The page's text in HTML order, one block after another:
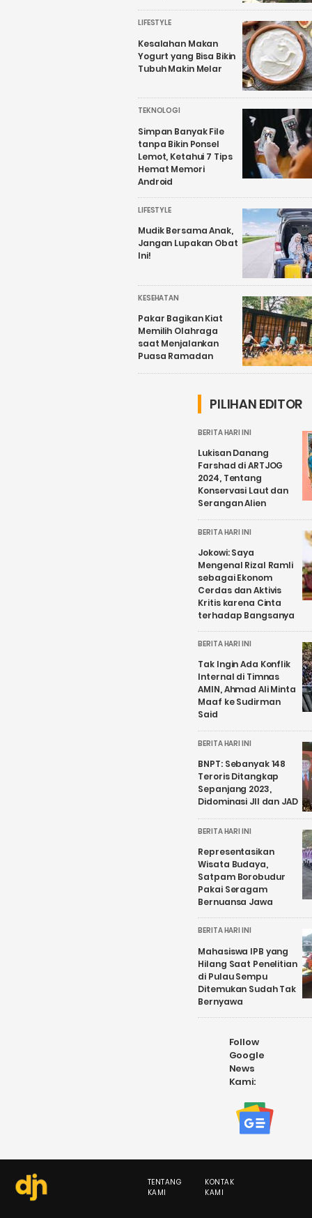
LIFESTYLE
Kesalahan Makan
Yogurt yang Bisa Bikin
Tubuh Makin Melar
TEKNOLOGI
Simpan Banyak File
tanpa Bikin Ponsel
Lemot, Ketahui 7 Tips
Hemat Memori
Android
LIFESTYLE
Mudik Bersama Anak,
Jangan Lupakan Obat
Ini!
KESEHATAN
Pakar Bagikan Kiat
Memilih Olahraga
saat Menjalankan
Puasa Ramadan
PILIHAN EDITOR
BERITA HARI INI
Lukisan Danang
Farshad di ARTJOG
2024, Tentang
Konservasi Laut dan
Serangan Alien
BERITA HARI INI
Jokowi: Saya
Mengenal Rizal Ramli
sebagai Ekonom
Cerdas dan Aktivis
Kritis karena Cinta
terhadap Bangsanya
BERITA HARI INI
Tak Ingin Ada Konflik
Internal di Timnas
AMIN, Ahmad Ali Minta
Maaf ke Sudirman
Said
BERITA HARI INI
BNPT: Sebanyak 148
Teroris Ditangkap
Sepanjang 2023,
Didominasi JII dan JAD
BERITA HARI INI
Representasikan
Wisata Budaya,
Satpam Borobudur
Pakai Seragam
Bernuansa Jawa
BERITA HARI INI
Mahasiswa IPB yang
Hilang Saat Penelitian
di Pulau Sempu
Ditemukan Sudah Tak
Bernyawa
Follow
Google
News
Kami:
TENTANG
KAMI
KONTAK
KAMI